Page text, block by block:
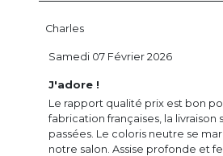
Charles
J'adore !
Le rapport qualité prix est bon
fabrication françaises, la livraison
passées. Le coloris neutre se
notre salon. Assise profonde et
Samedi 07 Février 2026